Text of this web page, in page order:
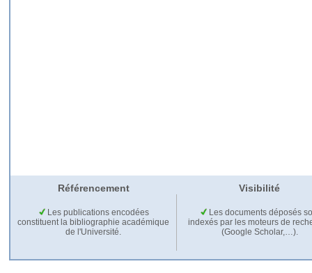
Référencement Visibilité
Les publications encodées
constituent la bibliographie académique
de l'Université.
Les documents déposés
indexés par les moteurs de
(Google Scholar,…).